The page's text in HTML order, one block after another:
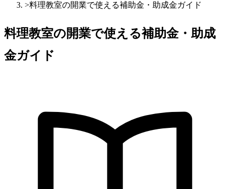
>料理教室の開業で使える補助金・助成金ガイド
料理教室の開業で使える補助金・助成
金ガイド